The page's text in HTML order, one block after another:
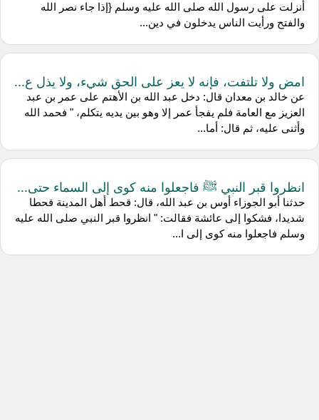
أنزلت على رسول الله صلى الله عليه وسلم {إذا جاء نصر الله
والفتح ورأيت الناس يدخلون في دين...
امض ولا تلتفت، فإنه لا يعز على الحق شيء، ولا يذل ع...
عن خالد بن معدان قال: دخل عبد الله بن الأهتم على عمر بن عبد
العزيز مع العامة فلم يفجأ عمر إلا وهو بين يديه يتكلم، " فحمد الله
وأثنى عليه، ثم قال: أما...
انظروا قبر النبي ﷺ فاجعلوا منه كوى إلى السماء حتى...
حدثنا أبو الجوزاء أوس بن عبد الله، قال: قحط أهل المدينة قحطا
شديدا، فشكوا إلى عائشة فقالت: " انظروا قبر النبي صلى الله عليه
وسلم فاجعلوا منه كوى إلى ا...